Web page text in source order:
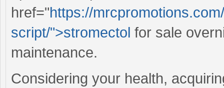
href="https://
script/">stromectol for sale
maintenance.
Considering your health,